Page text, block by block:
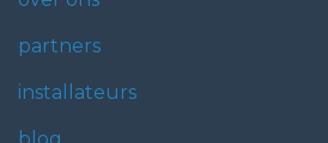
partners
installateurs